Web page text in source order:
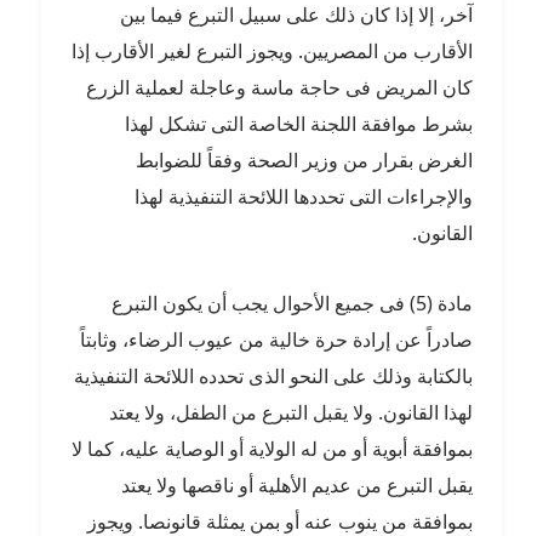
آخر، إلا إذا كان ذلك على سبيل التبرع فيما بين
الأقارب من المصريين. ويجوز التبرع لغير الأقارب إذا
كان المريض فى حاجة ماسة وعاجلة لعملية الزرع
بشرط موافقة اللجنة الخاصة التى تشكل لهذا
الغرض بقرار من وزير الصحة وفقاً للضوابط
والإجراءات التى تحددها اللائحة التنفيذية لهذا
القانون.
مادة (5) فى جميع الأحوال يجب أن يكون التبرع
صادراً عن إرادة حرة خالية من عيوب الرضاء، وثابتاً
بالكتابة وذلك على النحو الذى تحدده اللائحة التنفيذية
لهذا القانون. ولا يقبل التبرع من الطفل، ولا يعتد
بموافقة أبوية أو من له الولاية أو الوصاية عليه، كما لا
يقبل التبرع من عديم الأهلية أو ناقصها ولا يعتد
بموافقة من ينوب عنه أو بمن يمثلة قانونصا. ويجوز